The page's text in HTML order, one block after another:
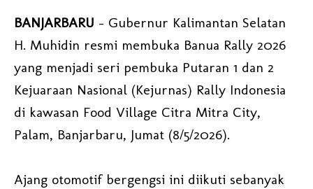
BANJARBARU – Gubernur Kalimantan Selatan
H. Muhidin resmi membuka Banua Rally 2026
yang menjadi seri pembuka Putaran 1 dan 2
Kejuaraan Nasional (Kejurnas) Rally Indonesia
di kawasan Food Village Citra Mitra City,
Palam, Banjarbaru, Jumat (8/5/2026).
Ajang otomotif bergengsi ini diikuti sebanyak